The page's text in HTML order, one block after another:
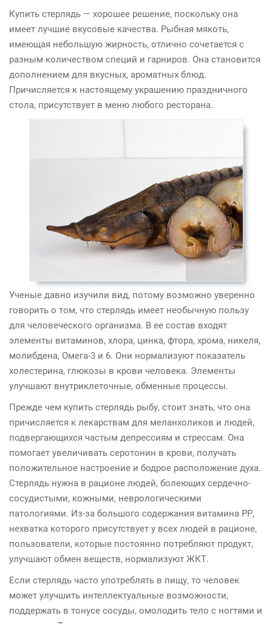
Купить стерлядь — хорошее решение, поскольку она
имеет лучшие вкусовые качества. Рыбная мякоть,
имеющая небольшую жирность, отлично сочетается с
разным количеством специй и гарниров. Она становится
дополнением для вкусных, ароматных блюд.
Причисляется к настоящему украшению праздничного
стола, присутствует в меню любого ресторана.
Ученые давно изучили вид, потому возможно уверенно
говорить о том, что стерлядь имеет необычную пользу
для человеческого организма. В ее состав входят
элементы витаминов, хлора, цинка, фтора, хрома, никеля,
молибдена, Омега-3 и 6. Они нормализуют показатель
холестерина, глюкозы в крови человека. Элементы
улучшают внутриклеточные, обменные процессы.
Прежде чем купить стерлядь рыбу, стоит знать, что она
причисляется к лекарствам для меланхоликов и людей,
подвергающихся частым депрессиям и стрессам. Она
помогает увеличивать серотонин в крови, получать
положительное настроение и бодрое расположение духа.
Стерлядь нужна в рационе людей, болеющих сердечно-
сосудистыми, кожными, неврологическими
патологиями. Из-за большого содержания витамина РР,
нехватка которого присутствует у всех людей в рационе,
пользователи, которые постоянно потребляют продукт,
улучшают обмен веществ, нормализуют ЖКТ.
Если стерлядь часто употреблять в пищу, то человек
может улучшить интеллектуальные возможности,
поддержать в тонусе сосуды, омолодить тело с ногтями и